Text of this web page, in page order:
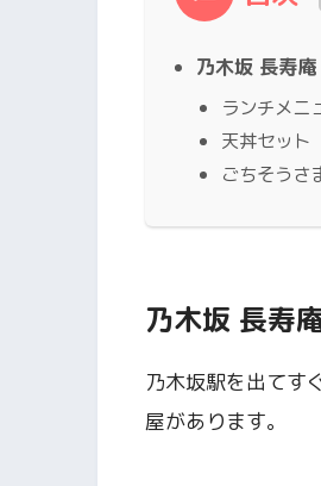
乃木坂 長寿庵
ランチメニ
天丼セット
ごちそうさ
乃木坂 長寿
乃木坂駅を出てす
屋があります。